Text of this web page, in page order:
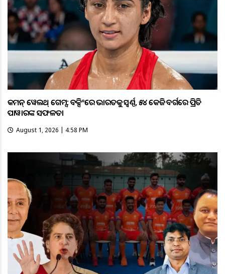
କମନ୍ ୱେଲଥ୍ ଗେମ୍ସ: ବକ୍ସିଂରେ ଭାରତକୁ ସ୍ବର୍ଣ୍ଣ, ୫୪ କେଜି ବର୍ଗରେ ପ୍ରିତି
ପାୱାରଙ୍କ ସଫଳତା
August 1, 2026 | 4:58 PM